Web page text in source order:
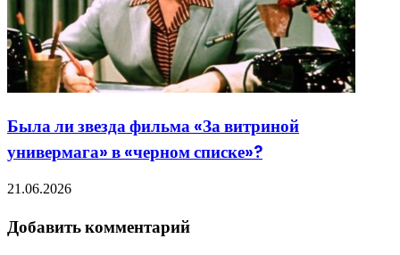
Была ли звезда фильма «За витриной
универмага» в «черном списке»?
21.06.2026
Добавить комментарий